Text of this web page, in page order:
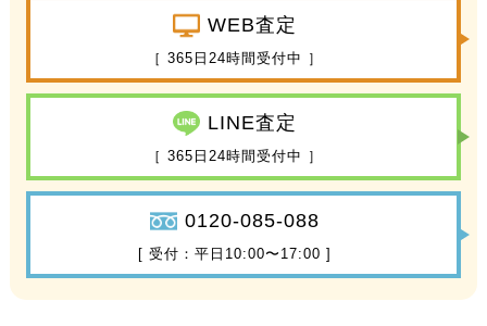
WEB査定
［ 365日24時間受付中 ］
LINE査定
［ 365日24時間受付中 ］
0120-085-088
[ 受付：平日10:00〜17:00 ]